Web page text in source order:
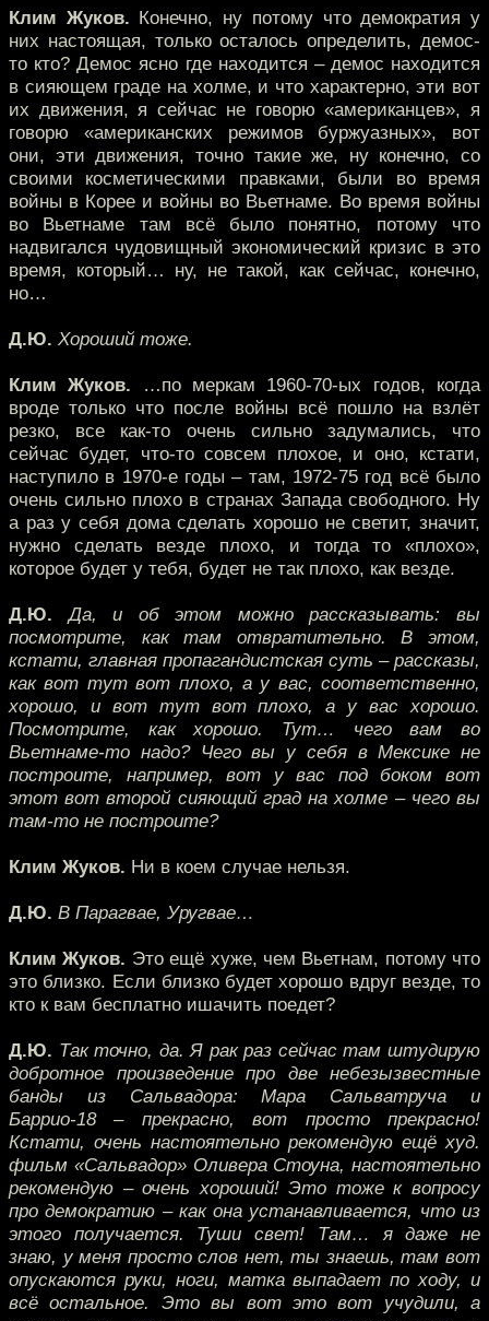
Клим Жуков. Конечно, ну потому что демократия у
них настоящая, только осталось определить, демос-
то кто? Демос ясно где находится – демос находится
в сияющем граде на холме, и что характерно, эти вот
их движения, я сейчас не говорю «американцев», я
говорю «американских режимов буржуазных», вот
они, эти движения, точно такие же, ну конечно, со
своими косметическими правками, были во время
войны в Корее и войны во Вьетнаме. Во время войны
во Вьетнаме там всё было понятно, потому что
надвигался чудовищный экономический кризис в это
время, который… ну, не такой, как сейчас, конечно,
но…
Д.Ю. Хороший тоже.
Клим Жуков. …по меркам 1960-70-ых годов, когда
вроде только что после войны всё пошло на взлёт
резко, все как-то очень сильно задумались, что
сейчас будет, что-то совсем плохое, и оно, кстати,
наступило в 1970-е годы – там, 1972-75 год всё было
очень сильно плохо в странах Запада свободного. Ну
а раз у себя дома сделать хорошо не светит, значит,
нужно сделать везде плохо, и тогда то «плохо»,
которое будет у тебя, будет не так плохо, как везде.
Д.Ю. Да, и об этом можно рассказывать: вы
посмотрите, как там отвратительно. В этом,
кстати, главная пропагандистская суть – рассказы,
как вот тут вот плохо, а у вас, соответственно,
хорошо, и вот тут вот плохо, а у вас хорошо.
Посмотрите, как хорошо. Тут… чего вам во
Вьетнаме-то надо? Чего вы у себя в Мексике не
построите, например, вот у вас под боком вот
этот вот второй сияющий град на холме – чего вы
там-то не построите?
Клим Жуков. Ни в коем случае нельзя.
Д.Ю. В Парагвае, Уругвае…
Клим Жуков. Это ещё хуже, чем Вьетнам, потому что
это близко. Если близко будет хорошо вдруг везде, то
кто к вам бесплатно ишачить поедет?
Д.Ю. Так точно, да. Я рак раз сейчас там штудирую
добротное произведение про две небезызвестные
банды из Сальвадора: Мара Сальватруча и
Баррио-18 – прекрасно, вот просто прекрасно!
Кстати, очень настоятельно рекомендую ещё худ.
фильм «Сальвадор» Оливера Стоуна, настоятельно
рекомендую – очень хороший! Это тоже к вопросу
про демократию – как она устанавливается, что из
этого получается. Туши свет! Там… я даже не
знаю, у меня просто слов нет, ты знаешь, там вот
опускаются руки, ноги, матка выпадает по ходу, и
всё остальное. Это вы вот это вот учудили, а